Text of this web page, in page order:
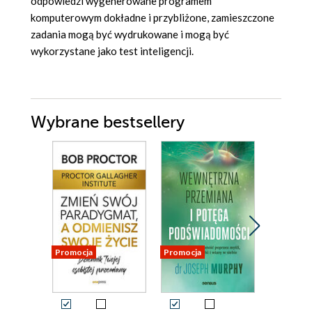
komputerowym dokładne i przybliżone, zamieszczone
zadania mogą być wydrukowane i mogą być
wykorzystane jako test inteligencji.
Wybrane bestsellery
Promocja Promocja